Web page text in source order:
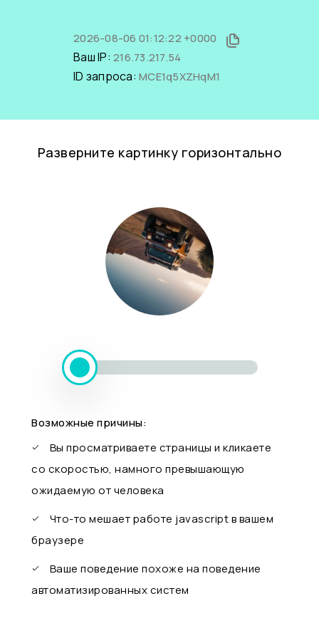
2026-08-06 01:12:22 +0000
Ваш IP: 216.73.217.54
ID запроса: MCE1q5XZHqM1
Разверните картинку горизонтально
Возможные причины:
Вы просматриваете страницы и кликаете
со скоростью, намного превышающую
ожидаемую от человека
Что-то мешает работе javascript в вашем
браузере
Ваше поведение похоже на поведение
автоматизированных систем